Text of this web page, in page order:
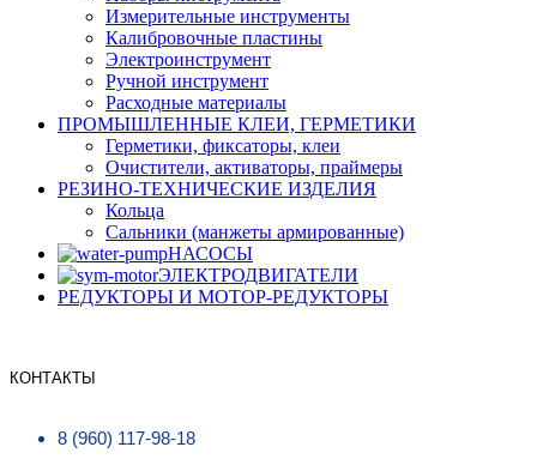
Измерительные инструменты
Калибровочные пластины
Электроинструмент
Ручной инструмент
Расходные материалы
ПРОМЫШЛЕННЫЕ КЛЕИ, ГЕРМЕТИКИ
Герметики, фиксаторы, клеи
Очистители, активаторы, праймеры
РЕЗИНО-ТЕХНИЧЕСКИЕ ИЗДЕЛИЯ
Кольца
Сальники (манжеты армированные)
НАСОСЫ
ЭЛЕКТРОДВИГАТЕЛИ
РЕДУКТОРЫ И МОТОР-РЕДУКТОРЫ
КОНТАКТЫ
8 (960) 117-98-18